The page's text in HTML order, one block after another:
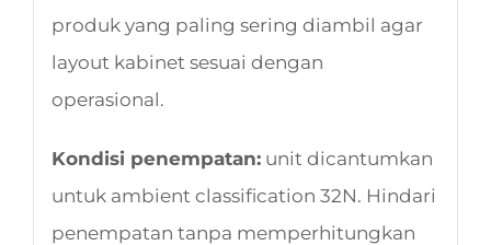
produk yang paling sering diambil agar
layout kabinet sesuai dengan
operasional.
Kondisi penempatan:unit dicantumkan
untuk ambient classification 32N. Hindari
penempatan tanpa memperhitungkan